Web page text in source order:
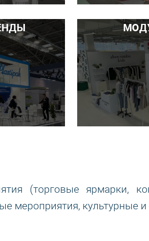
(торговые ярмарки,
мероприятия, культурные